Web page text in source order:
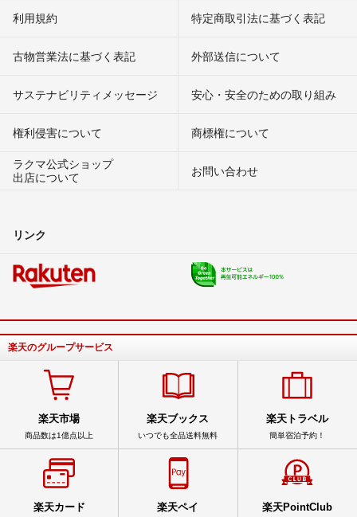
利用規約 特定商取引法に基づく表記
古物営業法に基づく表記 外部送信について
サステナビリティメッセージ 安心・安全のための取り組み
権利侵害について
商標権について
ラクマ公式ショップ
出店について
お問い合わせ
リンク
楽天のグループサービス
楽天市場
商品数は1億点以上
楽天ブックス
いつでも全品送料無料
楽天トラベル
簡単宿泊予約！
楽天カード 楽天ペイ 楽天PointClub